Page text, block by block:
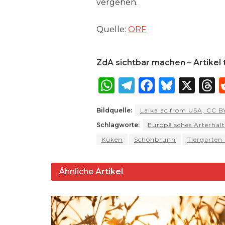
vergehen.
Quelle: ORF
ZdA sichtbar machen – Artikel
W
a
ts
p
p
T
e
g
m
F
c
e
o
o
B
e
s
y
X
T
a
s
Bildquelle: Laika ac from USA, CC
Schlagworte:
Europäisches
Küken
Schönbrunn Tiergarten
Ähnliche Artikel